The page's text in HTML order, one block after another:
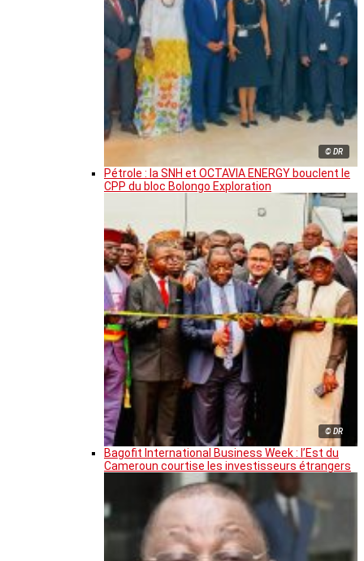
© DR
Pétrole : la SNH et OCTAVIA ENERGY bouclent le
CPP du bloc Bolongo Exploration
© DR
Bagofit International Business Week : l’Est du
Cameroun courtise les investisseurs étrangers